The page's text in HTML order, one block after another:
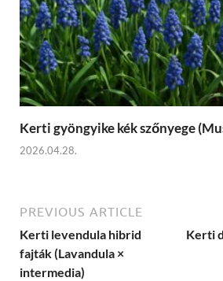
Kerti gyöngyike kék szőnyege
2026.04.28.
PREVIOUS ARTICLE
Kerti levendula hibrid
fajták (Lavandula ×
intermedia)
Kerti